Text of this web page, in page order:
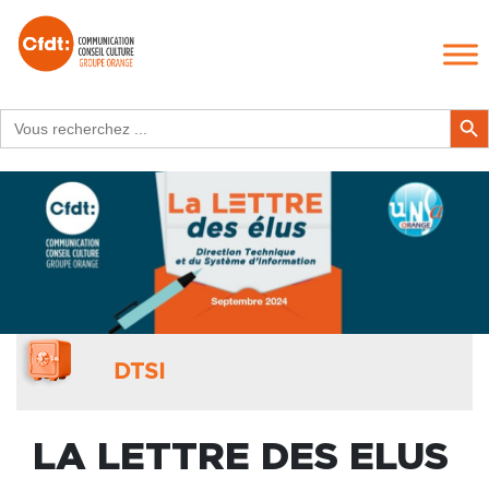
for:
Search
DTSI
LA LETTRE DES ELUS